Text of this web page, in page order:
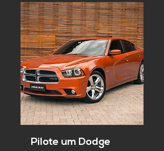
Pilote um Dodge